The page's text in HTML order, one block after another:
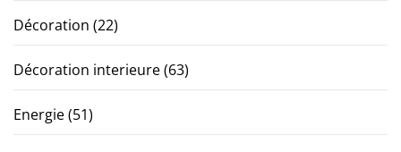
Décoration (22)
Décoration interieure(63)
Energie(51)